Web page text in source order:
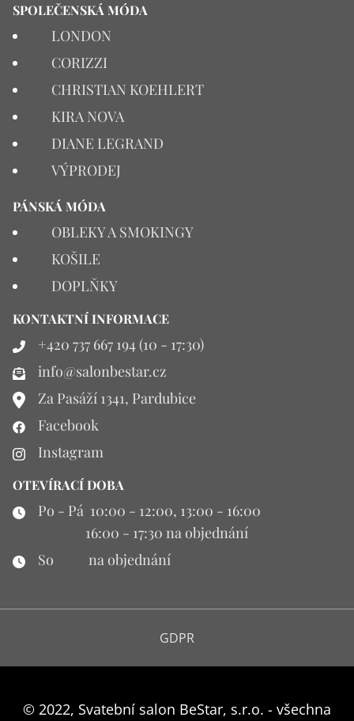
SPOLEČENSKÁ MÓDA
LONDON
CORIZZI
CHRISTIAN KOEHLERT
KIRA NOVA
DIANE LEGRAND
VÝPRODEJ
PÁNSKÁ MÓDA
OBLEKY A SMOKINGY
KOŠILE
DOPLŇKY
KONTAKTNÍ INFORMACE
+420 737 667 194 (10 - 17:30)
info@salonbestar.cz
Za Pasáží 1341, Pardubice
Facebook
Instagram
OTEVÍRACÍ DOBA
Po - Pá 10:00 - 12:00, 13:00 - 16:00
16:00 - 17:30 na objednání
So na objednání
GDPR
© 2022, Svatební salon BeStar, s.r.o. - všechna